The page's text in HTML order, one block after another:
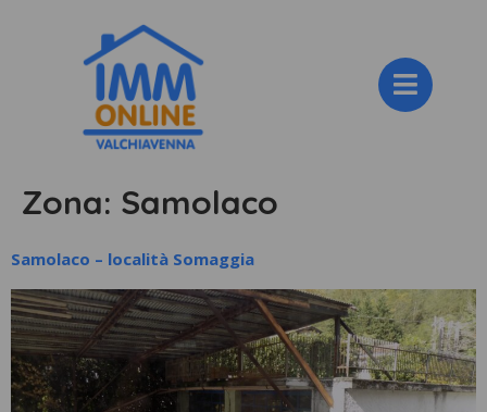
Zona: Samolaco
Samolaco – località Somaggia